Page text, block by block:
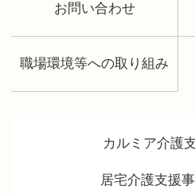
お問い合わせ
職場環境等への取り組み
カルミア介護
居宅介護支援